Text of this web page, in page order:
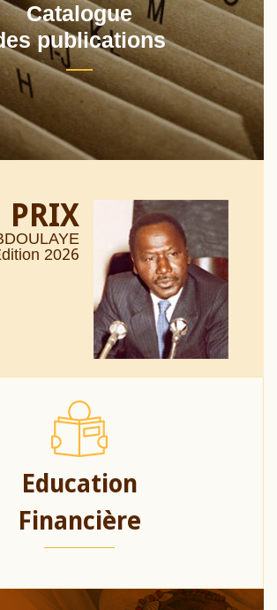
Catalogue
publications
PRIX
2026
Education
Financière